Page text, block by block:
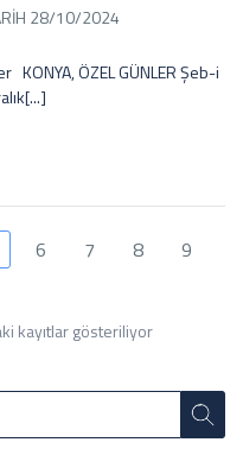
28/10/2024
ÖZEL GÜNLER Şeb-i
6 7 8
9
kayıtlar gösteriliyor